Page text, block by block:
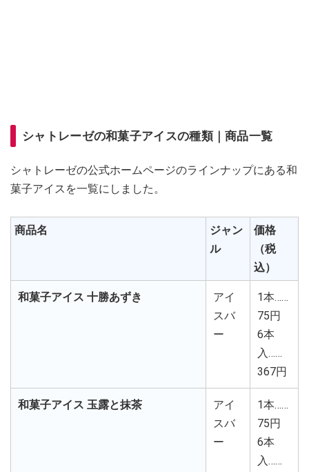
シャトレーゼの和菓子アイスの種類｜商品一覧
シャトレーゼの公式ホームページのラインナップにある和
菓子アイスを一覧にしました。
商品名
ジャン
ル
価格
（税
込）
和菓子アイス 十勝あずき
アイ
スバ
ー
1本……
75円
6本
入……
367円
和菓子アイス 玉露と抹茶
アイ
スバ
ー
1本……
75円
6本
入……